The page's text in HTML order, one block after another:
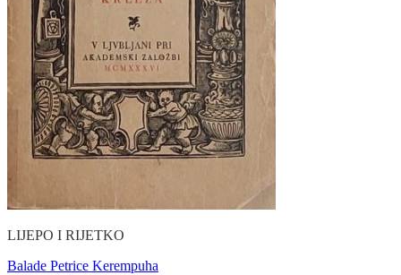
LIJEPO I RIJETKO
Balade Petrice Kerempuha